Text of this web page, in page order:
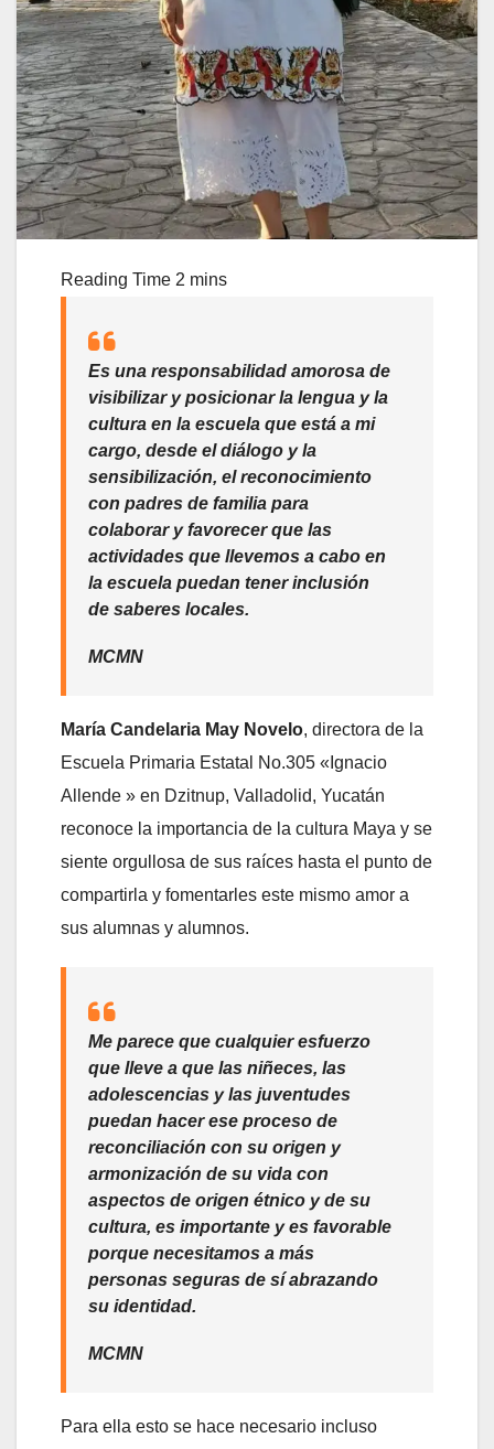
Es una responsabilidad amorosa de
visibilizar y posicionar la lengua y la
cultura en la escuela que está a mi
cargo, desde el diálogo y la
sensibilización, el reconocimiento
con padres de familia para
colaborar yfavorecer que las
actividades que llevemos a cabo en
la escuela puedan tener inclusión
de saberes locales.
MCMN
María Candelaria May Novelo, directora de la
Escuela Primaria Estatal No.305 «Ignacio
Allende » en Dzitnup, Valladolid, Yucatán
reconoce la importancia de la cultura Maya y se
siente orgullosa de sus raíces hasta el punto de
compartirla y fomentarles este mismo amor a
sus alumnas y alumnos.
Me parece que cualquier esfuerzo
que lleve a que las niñeces, las
adolescencias y las juventudes
puedan hacer ese proceso de
reconciliación con su origen y
armonización de su vida con
aspectos de origen étnico y de su
cultura, es importante y es favorable
porque necesitamos a más
personas seguras de sí abrazando
su identidad.
MCMN
Para ella esto se hace necesario incluso